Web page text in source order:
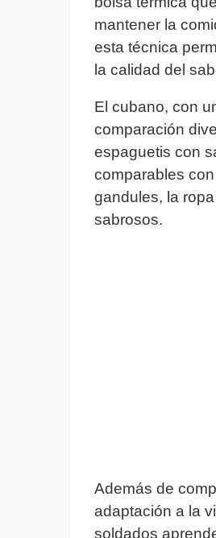
mantener la
esta técnica
la calidad del
El cubano, con
comparación
espaguetis con
comparables
gandules, la
sabrosos.
Además de
adaptación a la
soldados